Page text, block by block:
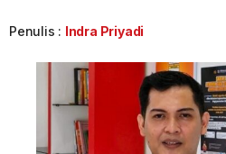
Penulis : Indra Priyadi